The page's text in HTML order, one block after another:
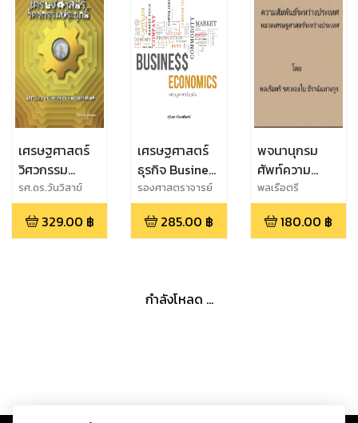
เศรษฐศาสตร์
วิศวกรรม
ประยุกต์
รศ.ดร.วันวิสาข์
สกลภาพ
329.00 ฿
เศรษฐศาสตร์
ธุรกิจ Business
Economics
รองศาสตราจารย์
ดร.สุจินดา เจียมศรี
พงษ์ 285.00 ฿
พจนานุกรม
ศัพท์ความ
สัมพันธ์ระหว่าง
ประเทศ หมวด
ศัพท์
พลเรือตรี
รศ.ทองใบ ธีรา
นันทางกูร180.00 ฿
กำลังโหลด ...